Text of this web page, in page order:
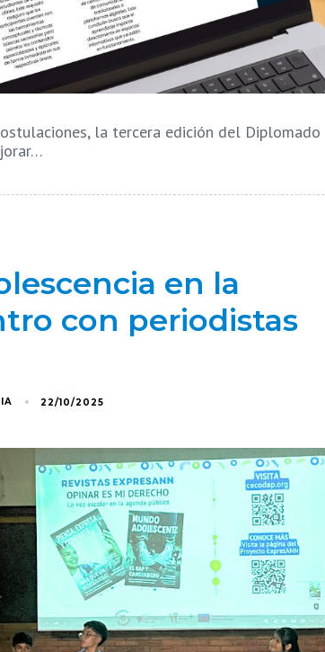
la tercera edición del Diplomado
en la
con periodistas
22/10/2025